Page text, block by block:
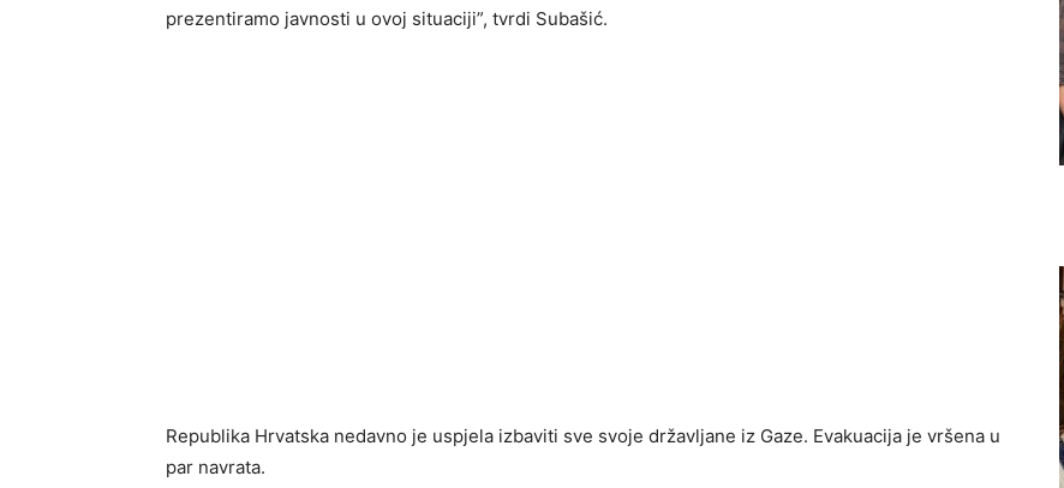
prezentiramo javnosti u ovoj situaciji”, tvrdi Subašić.
Republika Hrvatska nedavno je uspjela izbaviti sve svoje državljane iz Gaze. Evakuacija je vršena u
par navrata.